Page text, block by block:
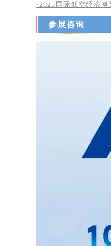
·2025 国际低空经济
参展咨询